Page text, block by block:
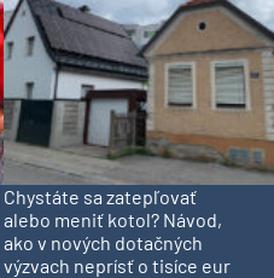
Chystáte sa zatepľovať
alebo meniť kotol? Návod,
ako v nových dotačných
výzvach neprísť o tisíce eur